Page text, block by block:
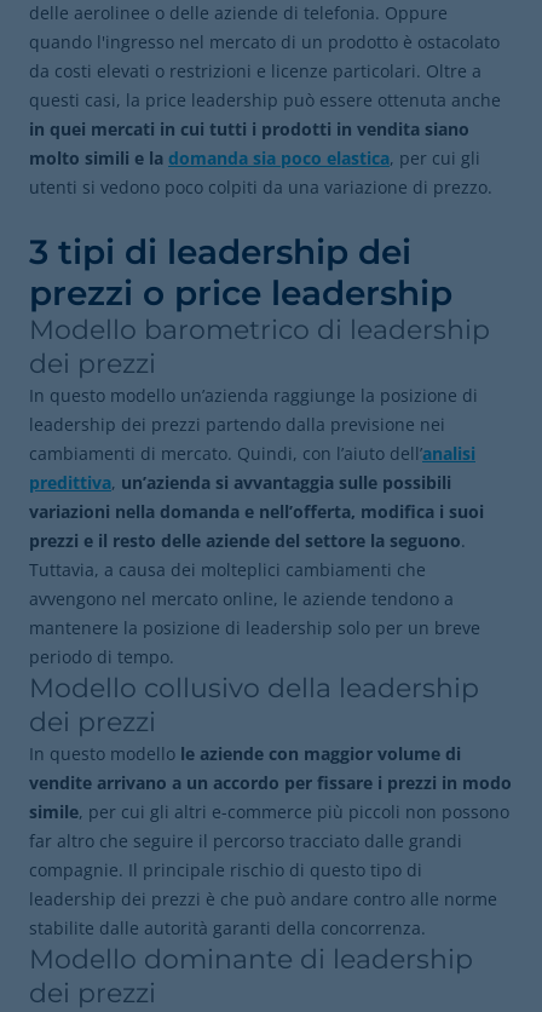
delle aerolinee o delle aziende di telefonia. Oppure
quando l'ingresso nel mercato di un prodotto è ostacolato
da costi elevati o restrizioni e licenze particolari. Oltre a
questi casi, la price leadership può essere ottenuta anche
in quei mercati in cui tutti i prodotti in vendita siano
molto simili e la domanda sia poco elastica, per cui gli
utenti si vedono poco colpiti da una variazione di prezzo.
3 tipi di leadership dei
prezzi o price leadership
Modello barometrico di leadership
dei prezzi
In questo modello un’azienda raggiunge la posizione di
leadership dei prezzi partendo dalla previsione nei
cambiamenti di mercato. Quindi, con l’aiuto dell’analisi
predittiva, un’azienda si avvantaggia sulle possibili
variazioni nella domanda e nell’offerta, modifica i suoi
prezzi e il resto delle aziende del settore la seguono.
Tuttavia, a causa dei molteplici cambiamenti che
avvengono nel mercato online, le aziende tendono a
mantenere la posizione di leadership solo per un breve
periodo di tempo.
Modello collusivo della leadership
dei prezzi
In questo modello le aziende con maggior volume di
vendite arrivano a un accordo per fissare i prezzi in modo
simile, per cui gli altri e-commerce più piccoli non possono
far altro che seguire il percorso tracciato dalle grandi
compagnie. Il principale rischio di questo tipo di
leadership dei prezzi è che può andare contro alle norme
stabilite dalle autorità garanti della concorrenza.
Modello dominante di leadership
dei prezzi